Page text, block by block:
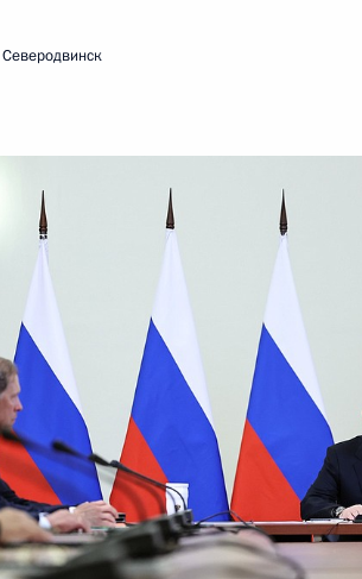
морского технического
Петербург
Северодвинск